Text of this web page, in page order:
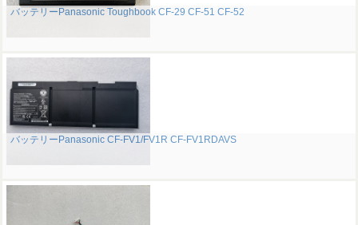
バッテリーPanasonic Toughbook CF-29 CF-51 CF-52
バッテリーPanasonic CF-FV1/FV1R CF-FV1RDAVS